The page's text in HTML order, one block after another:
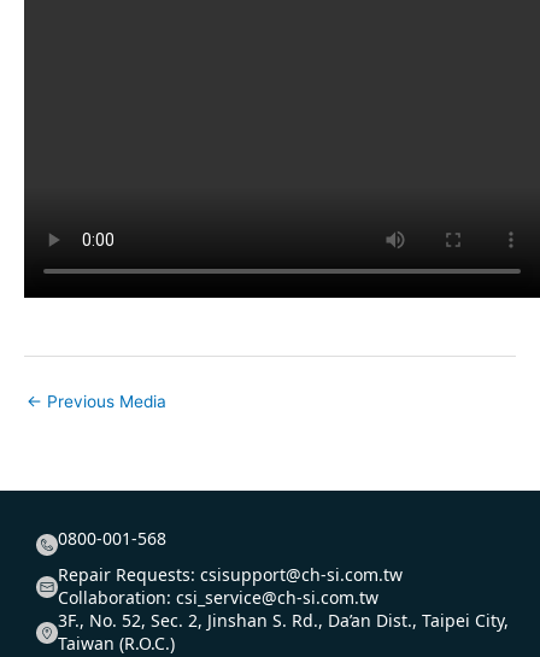
← Previous Media
0800-001-568
Repair Requests: csisupport@ch-si.com.tw
Collaboration: csi_service@ch-si.com.tw
3F., No. 52, Sec. 2, Jinshan S. Rd., Da’an Dist., Taipei City,
Taiwan (R.O.C.)